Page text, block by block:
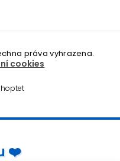
práva vyhrazena.
cookies
❤️